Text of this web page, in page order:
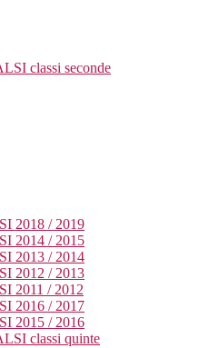
classi seconde
2018 / 2019
2014 / 2015
2013 / 2014
2012 / 2013
2011 / 2012
2016 / 2017
2015 / 2016
classi quinte